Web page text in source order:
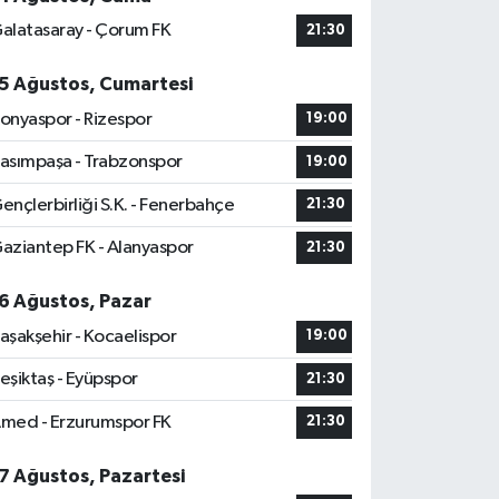
- Çorum FK
21:30
Ağustos, Cumartesi
- Rizespor
19:00
- Trabzonspor 19:00
S.K. - Fenerbahçe 21:30
FK - Alanyaspor 21:30
Ağustos, Pazar
- Kocaelispor
19:00
- Eyüpspor 21:30
- Erzurumspor FK 21:30
Ağustos, Pazartesi